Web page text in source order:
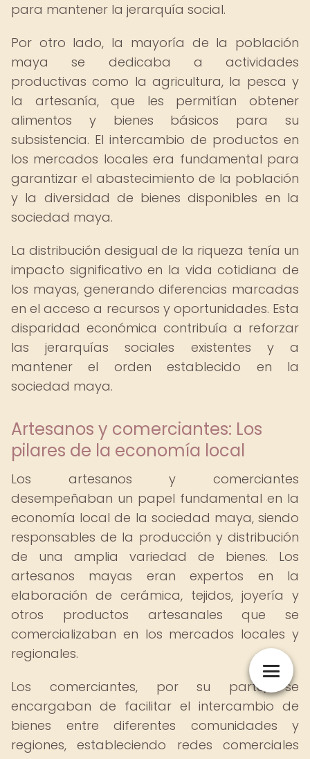
para mantener la jerarquía social.
Por otro lado, la mayoría de la población
maya se dedicaba a actividades
productivas como la agricultura, la pesca y
la artesanía, que les permitían obtener
alimentos y bienes básicos para su
subsistencia. El intercambio de productos en
los mercados locales era fundamental para
garantizar el abastecimiento de la población
y la diversidad de bienes disponibles en la
sociedad maya.
La distribución desigual de la riqueza tenía un
impacto significativo en la vida cotidiana de
los mayas, generando diferencias marcadas
en el acceso a recursos y oportunidades. Esta
disparidad económica contribuía a reforzar
las jerarquías sociales existentes y a
mantener el orden establecido en la
sociedad maya.
Artesanos y comerciantes: Los
pilares de la economía local
Los artesanos y comerciantes
desempeñaban un papel fundamental en la
economía local de la sociedad maya, siendo
responsables de la producción y distribución
de una amplia variedad de bienes. Los
artesanos mayas eran expertos en la
elaboración de cerámica, tejidos, joyería y
otros productos artesanales que se
comercializaban en los mercados locales y
regionales.
Los comerciantes, por su parte, se
encargaban de facilitar el intercambio de
bienes entre diferentes comunidades y
regiones, estableciendo redes comerciales